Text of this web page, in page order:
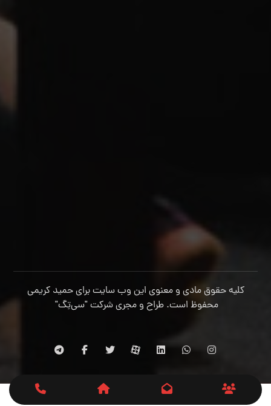
کلیه حقوق مادی و معنوی این وب سایت برای حمید کریمی
محفوظ است. طراح و مجری شرکت"سی‌تِگ"